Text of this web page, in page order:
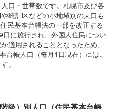
口・世帯数です。札幌市及び各
統計区などの小地域別の人口も
民基本台帳法の一部を改正する
に施行され、外国人住民につい
適用されることとなったため、
台帳人口（毎月1日現在）には、
。